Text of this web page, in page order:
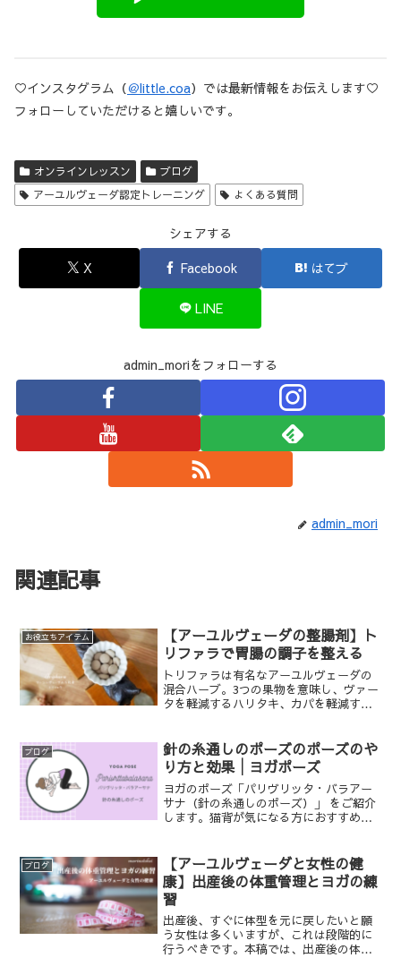
♡インスタグラム（＠little.coa）では最新情報をお伝えします♡
フォローしていただけると嬉しいです。
オンラインレッスン
ブログ
アーユルヴェーダ認定トレーニング
よくある質問
シェアする
X
Facebook はてブ
LINE
admin_moriをフォローする
admin_mori
関連記事
お役立ちアイテム
【アーユルヴェーダの整腸剤】ト
リファラで胃腸の調子を整える
トリファラは有名なアーユルヴェーダの
混合ハーブ。3つの果物を意味し、ヴァー
タを軽減するハリタキ、カパを軽減する
腸作用を期待して服用しました。他にも
様々な効能があります。
ブログ
針の糸通しのポーズのポーズのや
り方と効果│ヨガポーズ
ヨガのポーズ「パリヴリッタ・バラアー
サナ（針の糸通しのポーズ）」 をご紹介
します。猫背が気になる方におすすめの
姿勢から片手を反対側へ伸ばし、側頭部
を床につけて脇腹や肩甲...
ブログ
【アーユルヴェーダと女性の健
康】出産後の体重管理とヨガの練
習
出産後、すぐに体型を元に戻したいと願
う女性は多くいますが、これは段階的に
行うべきです。本稿では、出産後の体重